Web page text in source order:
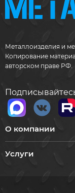
Металлоизделия и
Копирование
авторском праве РФ.
О компании
Услуги